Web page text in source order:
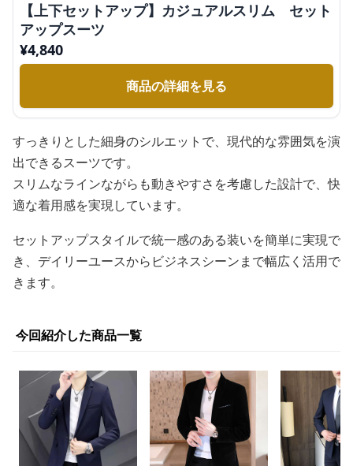
【上下セットアップ】カジュアルスリム セット
アップスーツ
¥4,840
商品の詳細を見る
すっきりとした細身のシルエットで、現代的な雰囲気を演
出できるスーツです。
スリムなラインながらも動きやすさを考慮した設計で、快
適な着用感を実現しています。
セットアップスタイルで統一感のある装いを簡単に実現で
き、デイリーユースからビジネスシーンまで幅広く活用で
きます。
今回紹介した商品一覧